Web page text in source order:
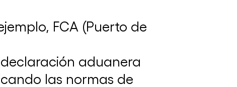
La Comisión de Ambiente y Energía de
ICC Argentina participó de reuniones
27 de junio de 2024
FCA (Puerto de
aduanera
las normas de